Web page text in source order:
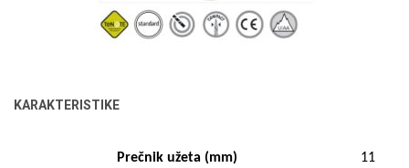
KARAKTERISTIKE
Prečnik užeta (mm) 11